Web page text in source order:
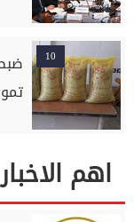
10
اهم الاخبار